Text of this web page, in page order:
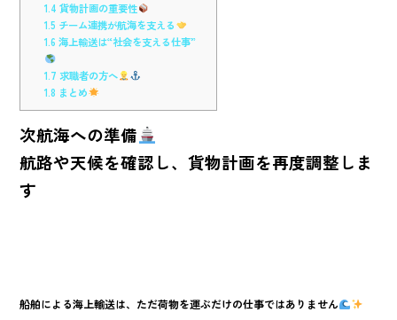
1.4 貨物計画の重要性
1.5 チーム連携が航海を支える
1.6 海上輸送は“社会を支える仕事”
1.7 求職者の方へ
1.8 まとめ
次航海への準備
航路や天候を確認し、貨物計画を再度調整しま
す
船舶による海上輸送は、ただ荷物を運ぶだけの仕事ではありません